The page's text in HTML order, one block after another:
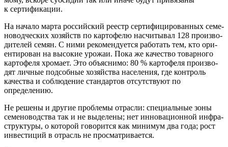
к сертификации.
На нача­ло мар­та рос­сий­ский реестр сер­ти­фи­ци­ро­ван­ных семе­
но­вод­че­ских хозяйств по кар­то­фе­лю насчи­ты­вал 128 про­из­во­
ди­те­лей семян. С ними реко­мен­ду­ет­ся рабо­тать тем, кто ори­
ен­ти­ро­ван на высо­кие уро­жаи. Пока же каче­ство товар­но­го
кар­то­фе­ля хро­ма­ет. Это объ­яс­ни­мо: 80 % кар­то­фе­ля про­из­во­
дят лич­ные под­соб­ные хозяй­ства насе­ле­ния, где кон­троль
каче­ства и соблю­де­ние стан­дар­тов отсут­ству­ют по
определению.
Не реше­ны и дру­гие про­бле­мы отрас­ли: спе­ци­аль­ные зоны
семе­но­вод­ства так и не выде­ле­ны; нет инно­ва­ци­он­ной инфра­
струк­ту­ры, о кото­рой гово­рит­ся как мини­мум два года; рост
инве­сти­ций в отрасль не просматривается.